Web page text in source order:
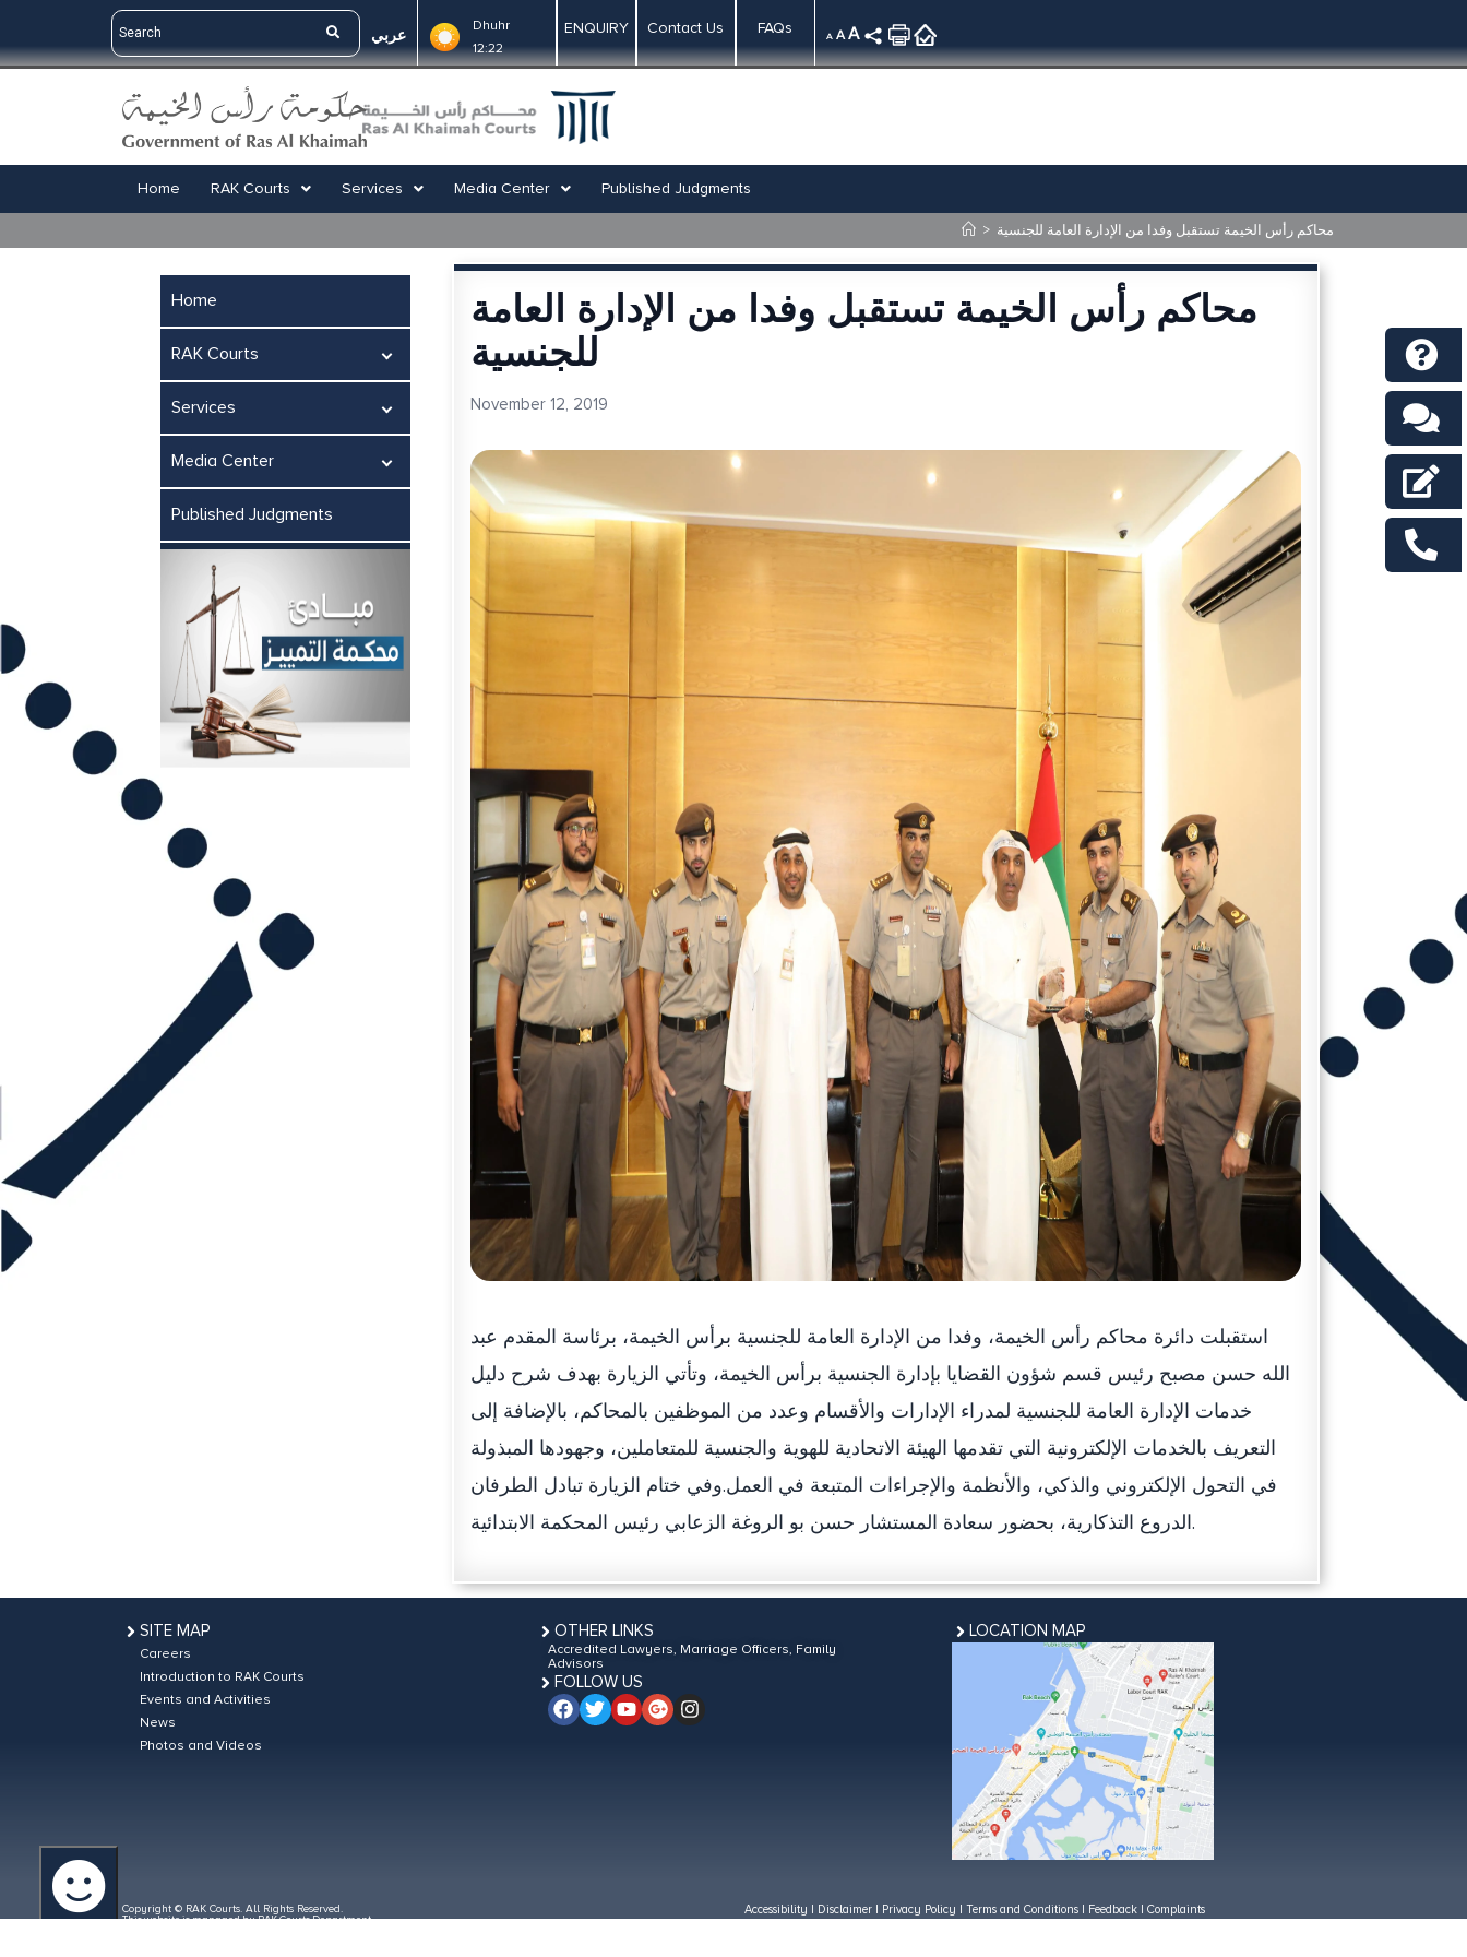
عربي
Dhuhr
12:22
ENQUIRY Contact Us FAQs A A A
Home RAK Courts Services Media Center Published Judgments
> محاكم رأس الخيمة تستقبل وفدا من الإدارة العامة للجنسية
Home
RAK Courts
Services
Media Center
Published Judgments
محاكم رأس الخيمة تستقبل وفدا من الإدارة العامة
للجنسية
November 12, 2019
استقبلت دائرة محاكم رأس الخيمة، وفدا من الإدارة العامة للجنسية برأس الخيمة، برئاسة المقدم عبد
الله حسن مصبح رئيس قسم شؤون القضايا بإدارة الجنسية برأس الخيمة، وتأتي الزيارة بهدف شرح دليل
خدمات الإدارة العامة للجنسية لمدراء الإدارات والأقسام وعدد من الموظفين بالمحاكم، بالإضافة إلى
التعريف بالخدمات الإلكترونية التي تقدمها الهيئة الاتحادية للهوية والجنسية للمتعاملين، وجهودها المبذولة
في التحول الإلكتروني والذكي، والأنظمة والإجراءات المتبعة في العمل.وفي ختام الزيارة تبادل الطرفان
الدروع التذكارية، بحضور سعادة المستشار حسن بو الروغة الزعابي رئيس المحكمة الابتدائية.
SITE MAP
Careers
Introduction to RAK Courts
Events and Activities
News
Photos and Videos
OTHER LINKS
Accredited Lawyers, Marriage Officers, Family
Advisors
FOLLOW US
LOCATION MAP
Copyright © RAK Courts. All Rights Reserved.
This website is managed by RAK Courts Department
Accessibility | Disclaimer | Privacy Policy | Terms and Conditions | Feedback | Complaints